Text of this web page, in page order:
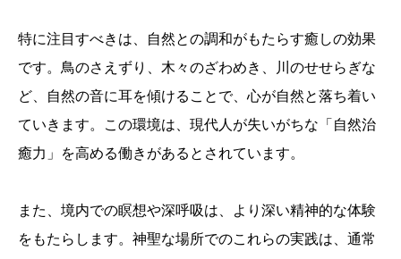
特に注目すべきは、自然との調和がもたらす癒しの効果
です。鳥のさえずり、木々のざわめき、川のせせらぎな
ど、自然の音に耳を傾けることで、心が自然と落ち着い
ていきます。この環境は、現代人が失いがちな「自然治
癒力」を高める働きがあるとされています。
また、境内での瞑想や深呼吸は、より深い精神的な体験
をもたらします。神聖な場所でのこれらの実践は、通常